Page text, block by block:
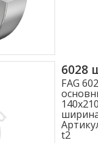
6028
FAG
t2